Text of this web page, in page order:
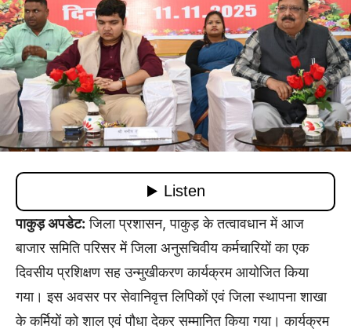
पाकुड़ अपडेट: जिला प्रशासन, पाकुड़ के तत्वावधान में आज
बाजार समिति परिसर में जिला अनुसचिवीय कर्मचारियों का एक
दिवसीय प्रशिक्षण सह उन्मुखीकरण कार्यक्रम आयोजित किया
गया। इस अवसर पर सेवानिवृत्त लिपिकों एवं जिला स्थापना शाखा
के कर्मियों को शाल एवं पौधा देकर सम्मानित किया गया। कार्यक्रम